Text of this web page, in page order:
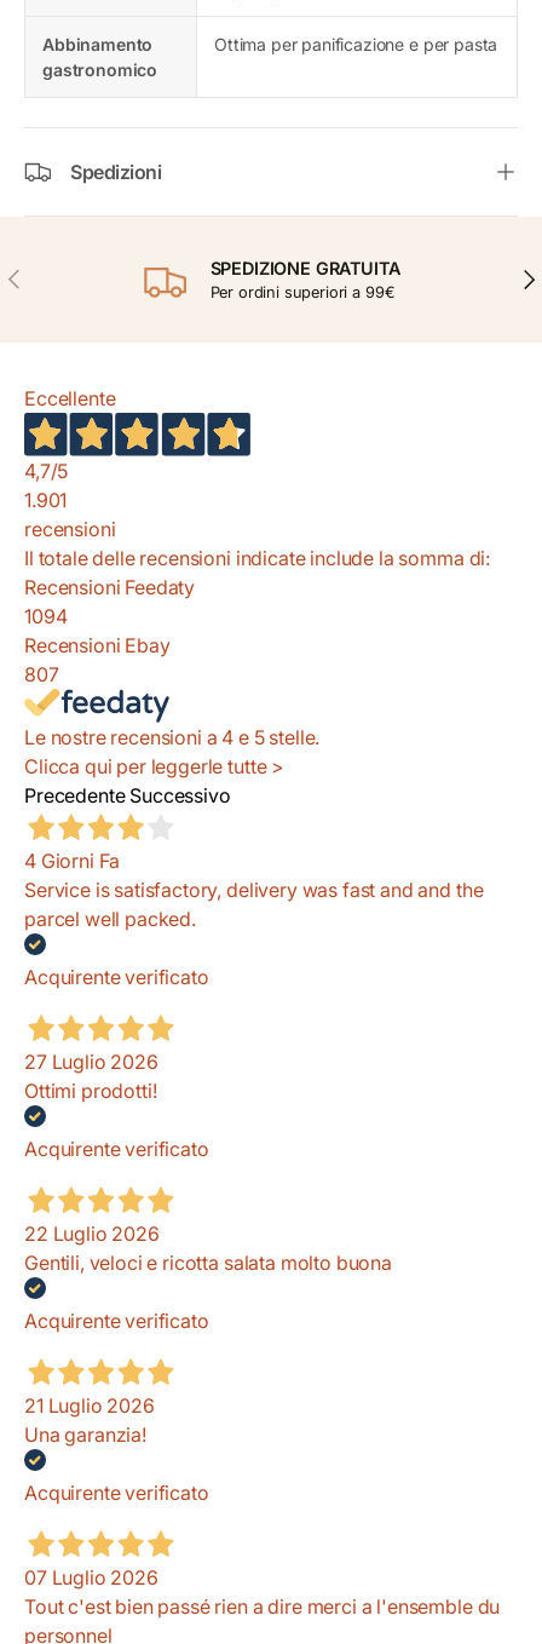
Abbinamento
gastronomico
Ottima per panificazione e per pasta
Spedizioni
INDIETRO SPEDIZIONE GRATUITA
Per ordini superiori a 99€
Eccellente
4,7/5
1.901
recensioni
Il totale delle recensioni indicate include la somma di:
Recensioni Feedaty
1094
Recensioni Ebay
807
Le nostre recensioni a 4 e 5 stelle.
Clicca qui per leggerle tutte >
Precedente Successivo
4 Giorni Fa
Service is satisfactory, delivery was fast and and the
parcel well packed.
Acquirente verificato
27 Luglio 2026
Ottimi prodotti!
Acquirente verificato
22 Luglio 2026
Gentili, veloci e ricotta salata molto buona
Acquirente verificato
21 Luglio 2026
Una garanzia!
Acquirente verificato
07 Luglio 2026
Tout c'est bien passé rien a dire merci a l'ensemble du
personnel